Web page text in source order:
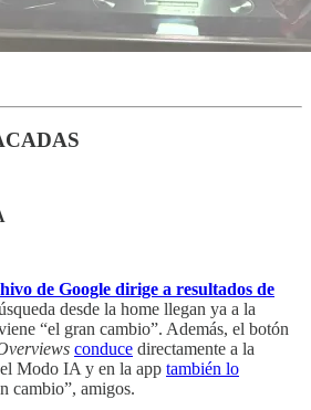
de Google dirige a resultados de
desde la home llegan ya a la
“el gran cambio”. Además, el botón
conduce directamente a la
Modo IA y en la app también lo
cambio”, amigos.